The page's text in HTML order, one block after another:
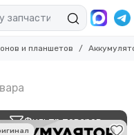
и планшетов
Фильтр товаров